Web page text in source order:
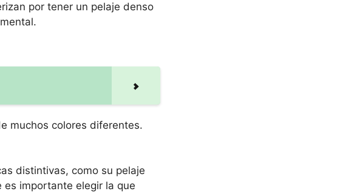
por tener un pelaje denso
muchos colores diferentes.
distintivas, como su pelaje
importante elegir la que